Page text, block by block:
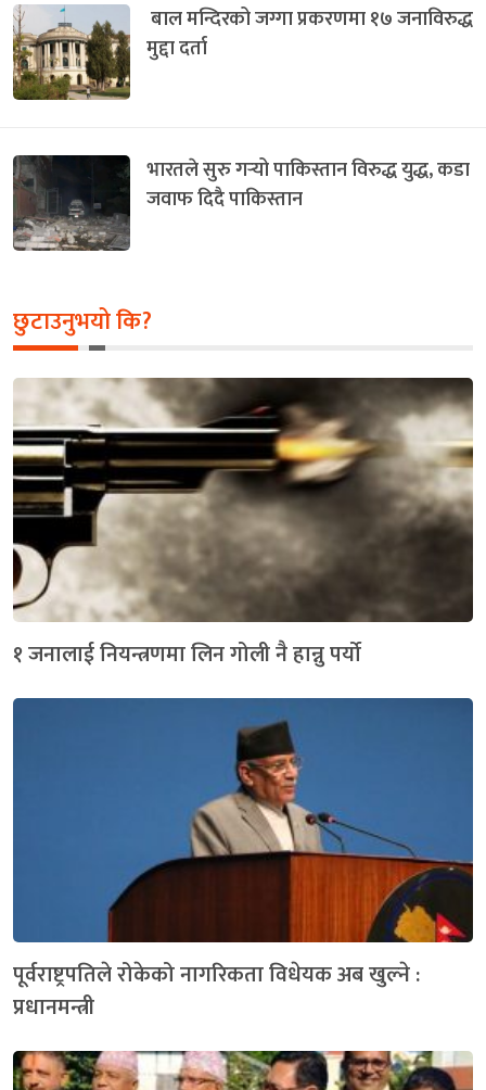
बाल मन्दिरको जग्गा प्रकरणमा १७ जनाविरुद्ध
मुद्दा दर्ता
भारतले सुरु गर्‍यो पाकिस्तान विरुद्ध युद्ध, कडा
जवाफ दिदै पाकिस्तान
छुटाउनुभयो कि?
१ जनालाई नियन्त्रणमा लिन गोली नै हान्नु पर्यो
पूर्वराष्ट्रपतिले रोकेको नागरिकता विधेयक अब खुल्ने :
प्रधानमन्त्री